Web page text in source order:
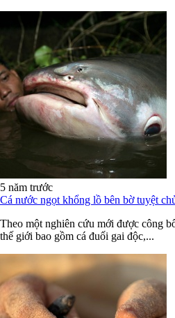
5 năm trước
Cá nước ngọt khổng lồ bên bờ tuyệt
Theo một nghiên cứu mới được công
thế giới bao gồm cá đuối gai độc,...